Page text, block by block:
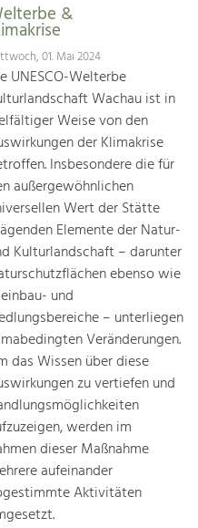
&
01. Mai 2024
UNESCO-Welterbe
Wachau ist in
Weise von den
der Klimakrise
Insbesondere die für
außergewöhnlichen
Wert der Stätte
Elemente der Natur-
Kulturlandschaft – darunter
ebenso wie
und
– unterliegen
Veränderungen.
das Wissen über diese
zu vertiefen und
werden im
dieser Maßnahme
aufeinander
Aktivitäten